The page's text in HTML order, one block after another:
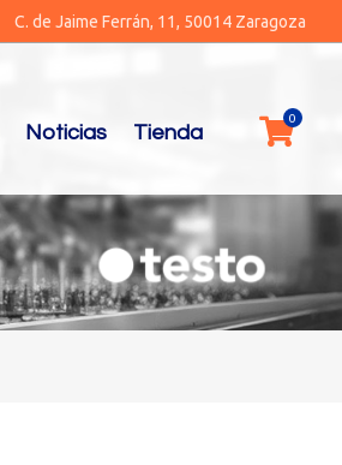
C. de Jaime Ferrán, 11, 50014 Zaragoza
Noticias Tienda